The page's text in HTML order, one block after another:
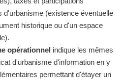
d'urbanisme (existence éventuelle
historique ou d'un espace
opérationnel indique les mêmes
d'urbanisme d'information en y
permettant d'étayer un